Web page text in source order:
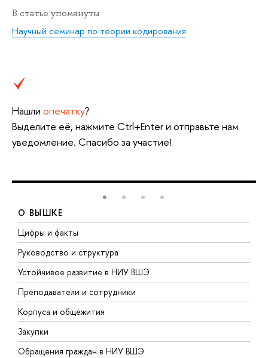
В статье упомянуты
Научный семинар по теории кодирования
Нашли опечатку?
Выделите её, нажмите Ctrl+Enter и отправьте нам
уведомление. Спасибо за участие!
О ВЫШКЕ
Цифры и факты
Руководство и структура
Устойчивое развитие в НИУ ВШЭ
Преподаватели и сотрудники
Корпуса и общежития
Закупки
Обращения граждан в НИУ ВШЭ